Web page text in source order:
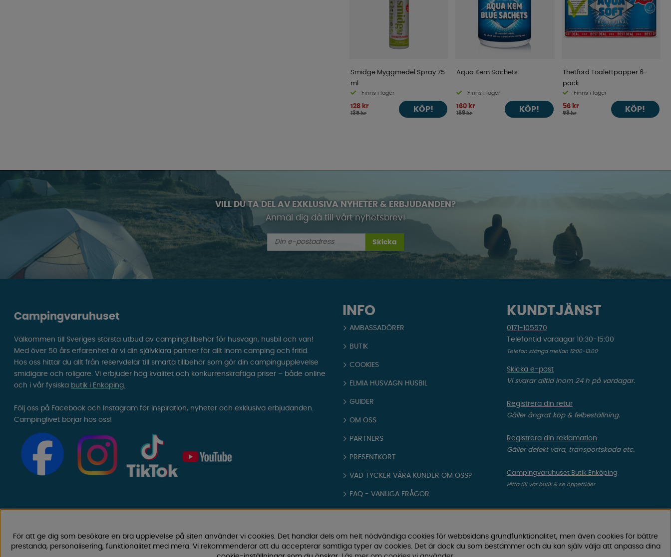
Smidge Myggmedel Spray 75
ml
Finns i lager
128 kr
135 kr KÖP!
Aqua Kem Sachets
Finns i lager
160 kr
168 kr KÖP!
Thetford Toalettpapper 6-
pack
Finns i lager
56 kr
59 kr KÖP!
VILL DU TA DEL AV EXKLUSIVA NYHETER & ERBJUDANDEN?
Anmäl dig då till vårt nyhetsbrev!
Skicka
INFO
AMBASSADÖRER
BUTIK
COOKIES
ELMIA HUSVAGN HUSBIL
GUIDER
OM OSS
PARTNERS
PRESENTKORT
VAD TYCKER VÅRA KUNDER OM OSS?
FAQ - VANLIGA FRÅGOR
KÖPVILLKOR
KUNDTJÄNST
0171-105570
Telefontid vardagar 10:30-15:00
Telefon stängd mellan 12:00-13:00
Skicka e-post
Vi svarar alltid inom 24 h på vardagar.
Registrera din retur
Gäller ångrat köp & felbeställning.
Registrera din reklamation
Gäller defekt vara, transportskada etc.
Campingvaruhuset Butik Enköping
Hitta till vår butik & se öppettider
Campingvaruhuset
Välkommen till Sveriges största utbud av campingtillbehör för husvagn, husbil och van!
Med över 50 års erfarenhet är vi din självklara partner för allt inom camping och fritid.
Hos oss hittar du allt från reservdelar till smarta tillbehör som gör din campingupplevelse
smidigare och roligare. Vi erbjuder hög kvalitet och konkurrenskraftiga priser – både online
och i vår fysiska butik i Enköping.
Följ oss på Facebook och Instagram för inspiration, nyheter och exklusiva erbjudanden.
Campinglivet börjar hos oss!
För att ge dig som besökare en bra upplevelse på siten använder vi cookies. Det handlar dels om helt nödvändiga cookies för webbsidans grundfunktionalitet, men även cookies för bättre
prestanda, personalisering, funktionalitet med mera. Vi rekommenderar att du accepterar samtliga typer av cookies. Det är dock du som bestämmer och du kan själv välja att anpassa dina